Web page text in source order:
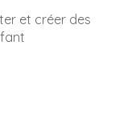
et créer des